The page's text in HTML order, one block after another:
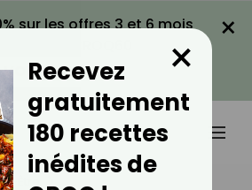
sur les offres 3 et 6 mois
VOIR LA PROMO
×
Être
Recevez
gratuitement
180 recettes
inédites de
×